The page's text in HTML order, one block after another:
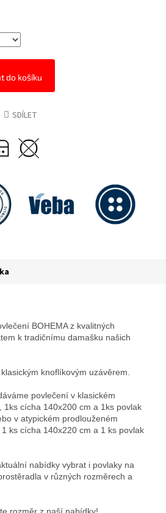
do košíku
SDÍLET
BOHEMA z kvalitných
k tradičnímu damašku našich
knoflíkovým uzávěrem.
povlečení v klasickém
1ks cícha 140x200 cm a 1ks povlak
v atypickém prodlouženém
ks cícha 140x220 cm a 1 ks povlak
nabídky vybrat i povlaky na
v různých rozměrech a